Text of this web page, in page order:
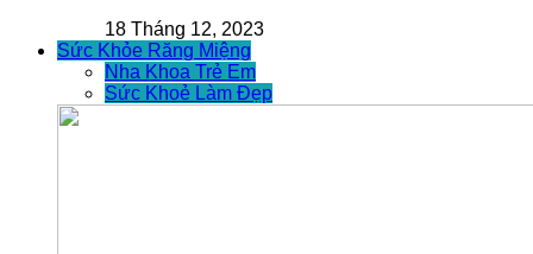
18 Tháng 12, 2023
Sức Khỏe Răng Miệng
Nha Khoa Trẻ Em
Sức Khoẻ Làm Đẹp